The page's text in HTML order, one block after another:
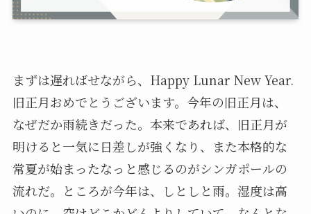
まずは遅ればせながら、Happy Lunar New Year.
旧正月おめでとうございます。今年の旧正月は、
なぜだか雨続きだった。本来であれば、旧正月が
明けると一気に日差しが強くなり、また本格的な
常夏が始まったなっと感じるのがシンガポールの
流れだ。ところが今年は、しとしと雨。湿度は高